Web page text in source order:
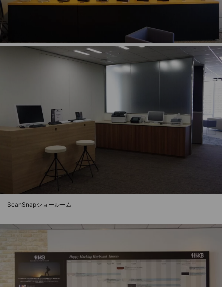
ScanSnapショールーム